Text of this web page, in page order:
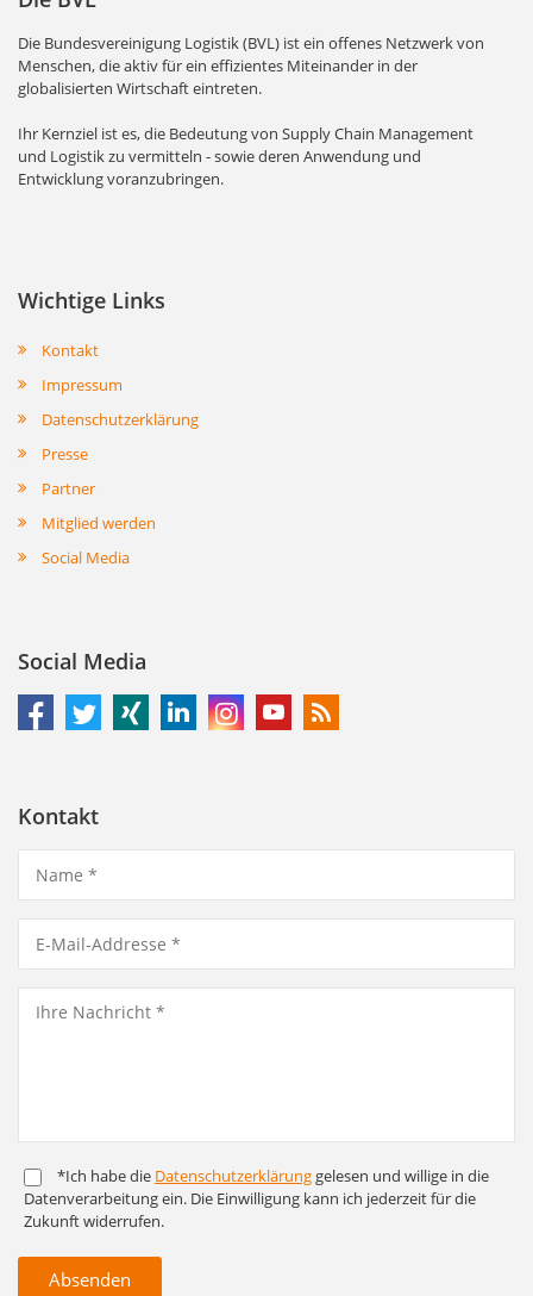
Die Bundesvereinigung Logistik (BVL) ist ein offenes Netzwerk von
Menschen, die aktiv für ein effizientes Miteinander in der
globalisierten Wirtschaft eintreten.
Ihr Kernziel ist es, die Bedeutung von Supply Chain Management
und Logistik zu vermitteln - sowie deren Anwendung und
Entwicklung voranzubringen.
Wichtige Links
Kontakt
Impressum
Datenschutzerklärung
Presse
Partner
Mitglied werden
Social Media
Social Media
Kontakt
*Ich habe die Daten­schutz­er­klärunggelesen und willige in die
Daten­ver­arbeitung ein. Die Ein­willigung kann ich jederzeit für die
Zukunft widerrufen.
Absenden